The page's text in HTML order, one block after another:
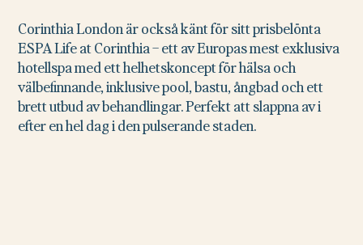
Corinthia London är också känt för sitt prisbelönta
ESPA Life at Corinthia – ett av Europas mest exklusiva
hotellspa med ett helhetskoncept för hälsa och
välbefinnande, inklusive pool, bastu, ångbad och ett
brett utbud av behandlingar. Perfekt att slappna av i
efter en hel dag i den pulserande staden.